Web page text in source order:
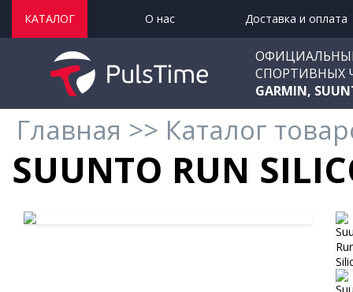
КАТАЛОГ О нас Доставка и оплата
СПОРТИВНЫХ
GARMIN,
Главная >> Каталог
SUUNTO RUN